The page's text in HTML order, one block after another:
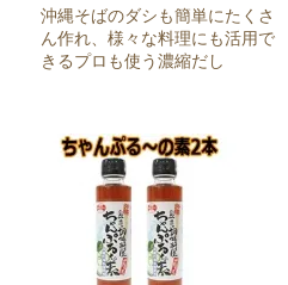
沖縄そばのダシも簡単にたくさ
ん作れ、様々な料理にも活用で
きるプロも使う濃縮だし